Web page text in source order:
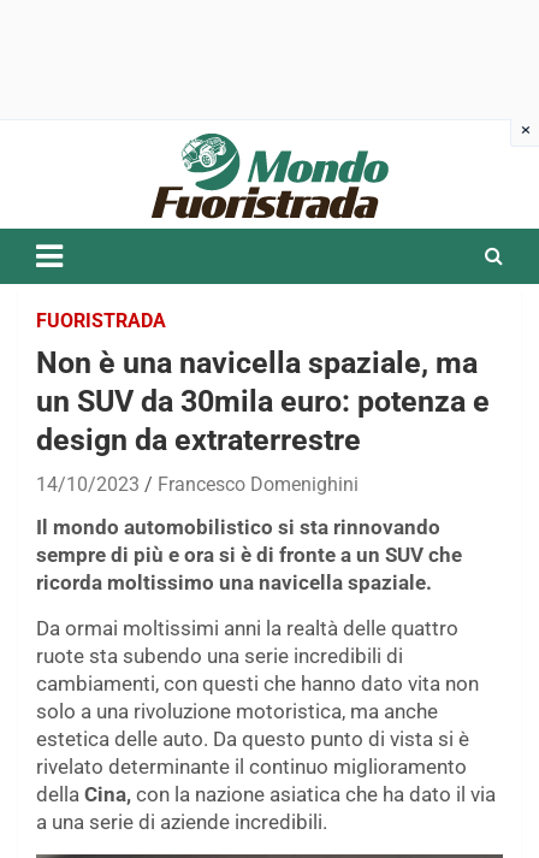
FUORISTRADA
Non è una navicella spaziale, ma
un SUV da 30mila euro: potenza e
design da extraterrestre
14/10/2023 Francesco Domenighini
Il mondo automobilistico si sta rinnovando
sempre di più e ora si è di fronte a un SUV che
ricorda moltissimo una navicella spaziale.
Da ormai moltissimi anni la realtà delle quattro
ruote sta subendo una serie incredibili di
cambiamenti, con questi che hanno dato vita non
solo a una rivoluzione motoristica, ma anche
estetica delle auto. Da questo punto di vista si è
rivelato determinante il continuo miglioramento
della Cina, con la nazione asiatica che ha dato il via
a una serie di aziende incredibili.